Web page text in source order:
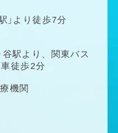
」より徒歩7分
駅より、関東バス
車徒歩2分
機関